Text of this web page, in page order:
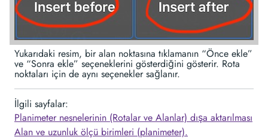
Yukarıdaki resim, bir alan noktasına tıklamanın “Önce ekle”
ve “Sonra ekle” seçeneklerini gösterdiğini gösterir. Rota
noktaları için de aynı seçenekler sağlanır.
İlgili sayfalar:
Planimeter nesnelerinin (Rotalar ve Alanlar) dışa aktarılması
Alan ve uzunluk ölçü birimleri (planimeter).